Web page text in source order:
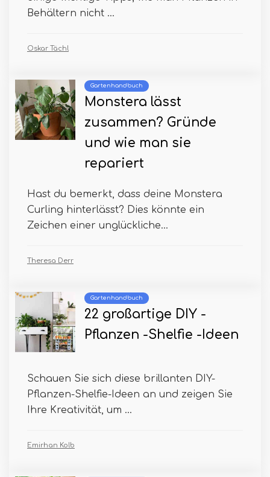
Behältern nicht ...
Oskar Tächl
Gartenhandbuch
Monstera lässt
zusammen? Gründe
und wie man sie
repariert
Hast du bemerkt, dass deine Monstera
Curling hinterlässt? Dies könnte ein
Zeichen einer unglückliche...
Theresa Derr
Gartenhandbuch
22 großartige DIY -
Pflanzen -Shelfie -Ideen
Schauen Sie sich diese brillanten DIY-
Pflanzen-Shelfie-Ideen an und zeigen Sie
Ihre Kreativität, um ...
Emirhan Kolb